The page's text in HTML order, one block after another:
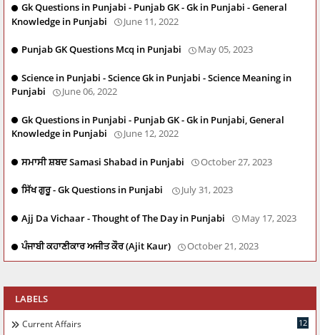
Gk Questions in Punjabi - Punjab GK - Gk in Punjabi - General
Knowledge in Punjabi
June 11, 2022
Punjab GK Questions Mcq in Punjabi May 05, 2023
Science in Punjabi - Science Gk in Punjabi - Science Meaning in
Punjabi
June 06, 2022
Gk Questions in Punjabi - Punjab GK - Gk in Punjabi, General
Knowledge in Punjabi
June 12, 2022
ਸਮਾਸੀ ਸ਼ਬਦ Samasi Shabad in Punjabi October 27, 2023
ਸਿੱਖ ਗੁਰੂ - Gk Questions in Punjabi July 31, 2023
Ajj Da Vichaar - Thought of The Day in Punjabi May 17, 2023
ਪੰਜਾਬੀ ਕਹਾਣੀਕਾਰ ਅਜੀਤ ਕੌਰ (Ajit Kaur) October 21, 2023
LABELS
Current Affairs 12